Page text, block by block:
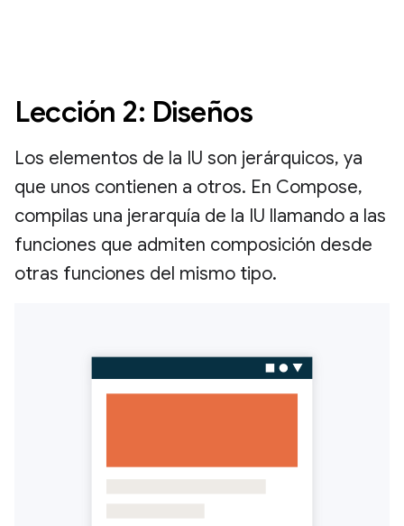
Lección 2: Diseños
Los elementos de la IU son jerárquicos, ya
que unos contienen a otros. En Compose,
compilas una jerarquía de la IU llamando a las
funciones que admiten composición desde
otras funciones del mismo tipo.